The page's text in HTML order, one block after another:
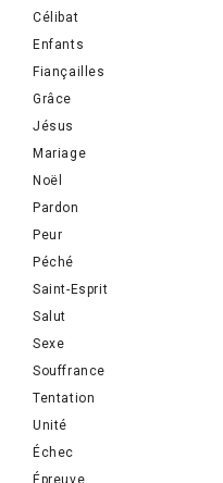
Célibat
Enfants
Fiançailles
Grâce
Jésus
Mariage
Noël
Pardon
Peur
Péché
Saint-Esprit
Salut
Sexe
Souffrance
Tentation
Unité
Échec
Épreuve